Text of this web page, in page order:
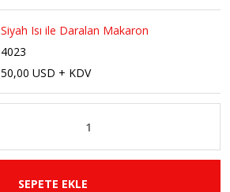
Siyah Isı ile Daralan Makaron
4023
50,00 USD + KDV
SEPETE EKLE